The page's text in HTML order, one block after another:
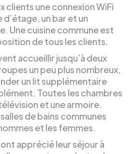
clients une connexion WiFi
un bar et un
Une cuisine commune est
de tous les clients.
accueillir jusqu’à deux
un peu plus nombreux,
un lit supplémentaire
Toutes les chambres
et une armoire.
de bains communes
et les femmes.
apprécié leur séjour à